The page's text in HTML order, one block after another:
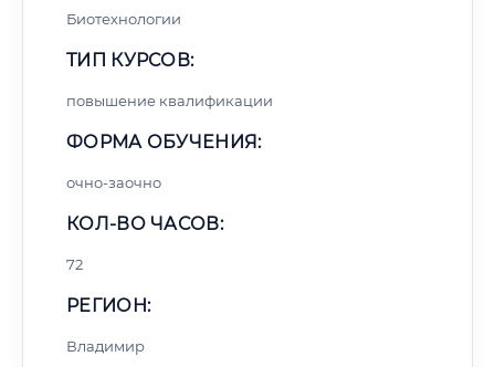
Биотехнологии
ТИП КУРСОВ:
повышение квалификации
ФОРМА ОБУЧЕНИЯ:
очно-заочно
КОЛ-ВО ЧАСОВ:
72
РЕГИОН:
Владимир